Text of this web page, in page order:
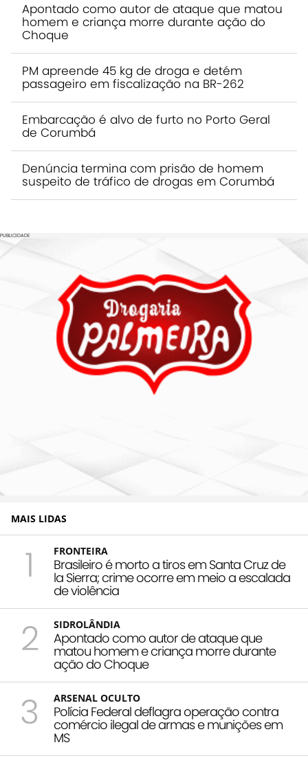
Apontado como autor de ataque que matou
homem e criança morre durante ação do
Choque
PM apreende 45 kg de droga e detém
passageiro em fiscalização na BR-262
Embarcação é alvo de furto no Porto Geral
de Corumbá
Denúncia termina com prisão de homem
suspeito de tráfico de drogas em Corumbá
PUBLICIDADE
MAIS LIDAS
1 FRONTEIRA
Brasileiro é morto a tiros em Santa Cruz de
la Sierra; crime ocorre em meio a escalada
de violência
2 SIDROLÂNDIA
Apontado como autor de ataque que
matou homem e criança morre durante
ação do Choque
3 ARSENAL OCULTO
Polícia Federal deflagra operação contra
comércio ilegal de armas e munições em
MS